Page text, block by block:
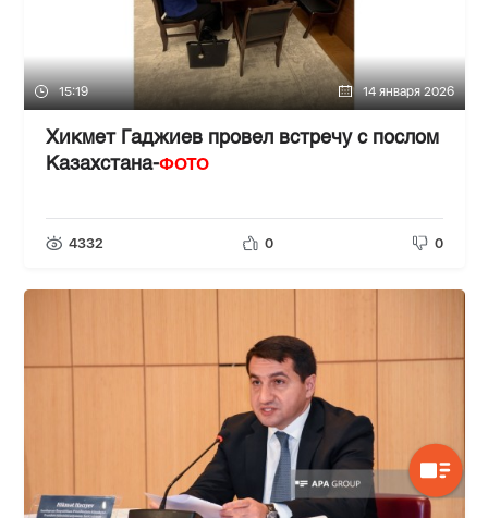
15:19 14 января 2026
Хикмет Гаджиев провел встречу с послом
Казахстана-ФОТО
4332 0 0